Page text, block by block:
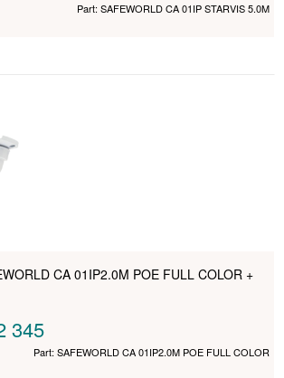
Part: SAFEWORLD CA 01IP STARVIS 5.0M
CA 01IP2.0M POE FULL COLOR +
345
Part: SAFEWORLD CA 01IP2.0M POE FULL COLOR